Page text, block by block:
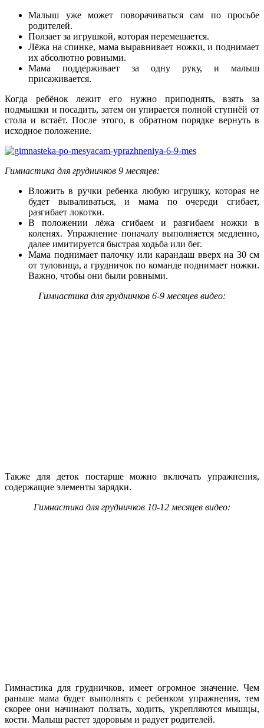
Малыш уже может поворачиваться сам по просьбе
родителей.
Ползает за игрушкой, которая перемешается.
Лёжа на спинке, мама выравнивает ножки, и поднимает
их абсолютно ровными.
Мама поддерживает за одну руку, и малыш
присаживается.
Когда ребёнок лежит его нужно приподнять, взять за
подмышки и посадить, затем он упирается полной ступнёй от
стола и встаёт. После этого, в обратном порядке вернуть в
исходное положение.
Гимнастика для грудничков 9 месяцев:
Вложить в ручки ребенка любую игрушку, которая не
будет вываливаться, и мама по очереди сгибает,
разгибает локотки.
В положении лёжа сгибаем и разгибаем ножки в
коленях. Упражнение поначалу выполняется медленно,
далее имитируется быстрая ходьба или бег.
Мама поднимает палочку или карандаш вверх на 30 см
от туловища, а грудничок по команде поднимает ножки.
Важно, чтобы они были ровными.
Гимнастика для грудничков 6-9 месяцев видео:
Также для деток постарше можно включать упражнения,
содержащие элементы зарядки.
Гимнастика для грудничков 10-12 месяцев видео:
Гимнастика для грудничков, имеет огромное значение. Чем
раньше мама будет выполнять с ребенком упражнения, тем
скорее они начинают ползать, ходить, укрепляются мышцы,
кости. Малыш растет здоровым и радует родителей.